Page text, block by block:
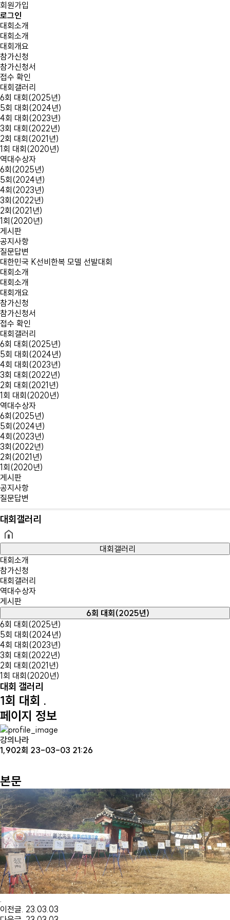
회원가입
로그인
대회소개
대회소개
대회개요
참가신청
참가신청서
접수 확인
대회갤러리
6회 대회(2025년)
5회 대회(2024년)
4회 대회(2023년)
3회 대회(2022년)
2회 대회(2021년)
1회 대회(2020년)
역대수상자
6회(2025년)
5회(2024년)
4회(2023년)
3회(2022년)
2회(2021년)
1회(2020년)
게시판
공지사항
질문답변
대한민국 K선비한복 모델 선발대회
대회소개
대회소개
대회개요
참가신청
참가신청서
접수 확인
대회갤러리
6회 대회(2025년)
5회 대회(2024년)
4회 대회(2023년)
3회 대회(2022년)
2회 대회(2021년)
1회 대회(2020년)
역대수상자
6회(2025년)
5회(2024년)
4회(2023년)
3회(2022년)
2회(2021년)
1회(2020년)
게시판
공지사항
질문답변
대회갤러리
대회갤러리
대회소개
참가신청
대회갤러리
역대수상자
게시판
6회 대회(2025년)
6회 대회(2025년)
5회 대회(2024년)
4회 대회(2023년)
3회 대회(2022년)
2회 대회(2021년)
1회 대회(2020년)
대회 갤러리
1회 대회 .
페이지 정보
강의나라
1,902회 23-03-03 21:26
본문
이전글 23.03.03